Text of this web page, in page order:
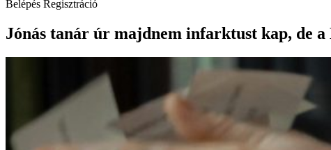
Belépés Regisztráció
Jónás tanár úr majdnem infarktust kap, de